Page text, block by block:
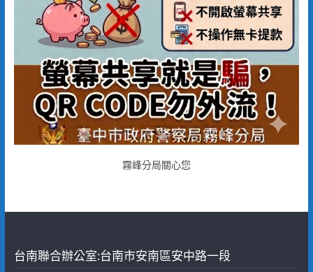
霧峰分局關心您
台南聯合辦公室:台南市安南區安中路一段